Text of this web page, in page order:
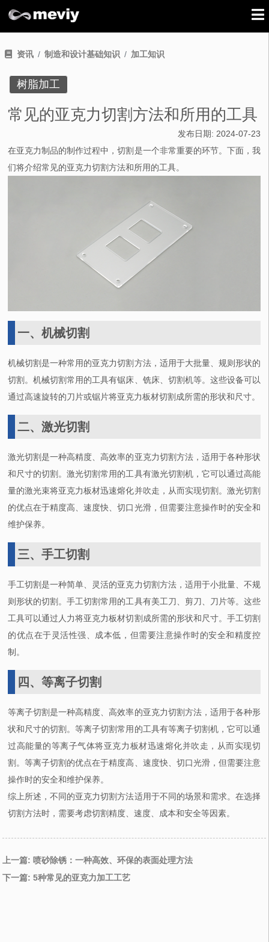
资讯 制造和设计基础知识 加工知识
树脂加工
常见的亚克力切割方法和所用的工具
发布日期: 2024-07-23
在亚克力制品的制作过程中，切割是一个非常重要的环节。下面，我
们将介绍常见的亚克力切割方法和所用的工具。
一、机械切割
机械切割是一种常用的亚克力切割方法，适用于大批量、规则形状的
切割。机械切割常用的工具有锯床、铣床、切割机等。这些设备可以
通过高速旋转的刀片或锯片将亚克力板材切割成所需的形状和尺寸。
二、激光切割
激光切割是一种高精度、高效率的亚克力切割方法，适用于各种形状
和尺寸的切割。激光切割常用的工具有激光切割机，它可以通过高能
量的激光束将亚克力板材迅速熔化并吹走，从而实现切割。激光切割
的优点在于精度高、速度快、切口光滑，但需要注意操作时的安全和
维护保养。
三、手工切割
手工切割是一种简单、灵活的亚克力切割方法，适用于小批量、不规
则形状的切割。手工切割常用的工具有美工刀、剪刀、刀片等。这些
工具可以通过人力将亚克力板材切割成所需的形状和尺寸。手工切割
的优点在于灵活性强、成本低，但需要注意操作时的安全和精度控
制。
四、等离子切割
等离子切割是一种高精度、高效率的亚克力切割方法，适用于各种形
状和尺寸的切割。等离子切割常用的工具有等离子切割机，它可以通
过高能量的等离子气体将亚克力板材迅速熔化并吹走，从而实现切
割。等离子切割的优点在于精度高、速度快、切口光滑，但需要注意
操作时的安全和维护保养。
综上所述，不同的亚克力切割方法适用于不同的场景和需求。在选择
切割方法时，需要考虑切割精度、速度、成本和安全等因素。
上一篇: 喷砂除锈：一种高效、环保的表面处理方法
下一篇: 5种常见的亚克力加工工艺